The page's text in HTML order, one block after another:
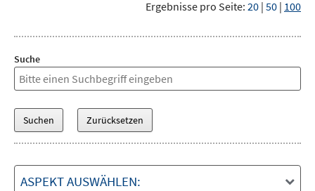
Ergebnisse pro Seite: 20 | 50 | 100
Suche
ASPEKT AUSWÄHLEN: